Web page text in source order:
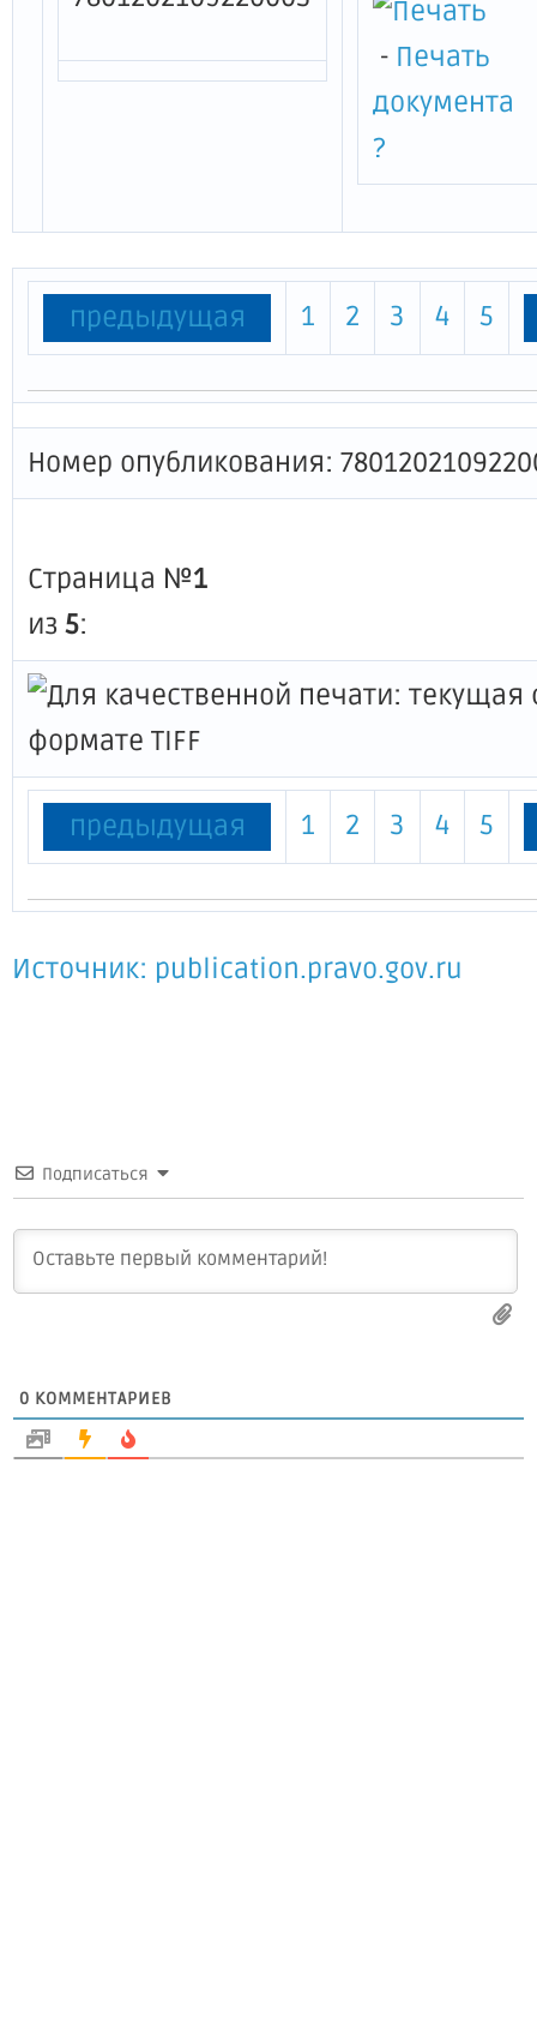
- Печать
документа
?
предыдущая 1 2 3 4 5
Номер опубликования:
Страница №1
из 5:
предыдущая 1 2 3 4 5
Источник: publication.pravo.gov.ru
Подписаться
0 КОММЕНТАРИЕВ